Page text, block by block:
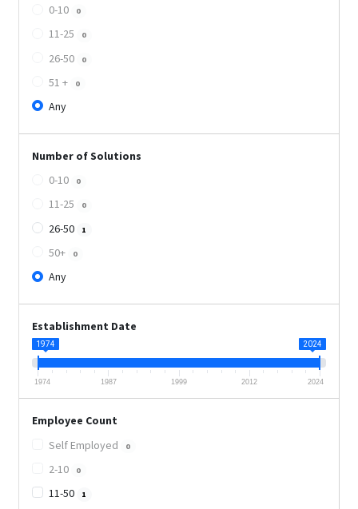
0-10
0
11-25 0
26-50 0
51 + 0
Any
Number of Solutions
0-10
0
11-25 0
26-50 1
50+ 0
Any
Establishment Date
1974 2024
1974 1987 1999 2012 2024
Employee Count
Self Employed
0
2-10 0
11-50 1